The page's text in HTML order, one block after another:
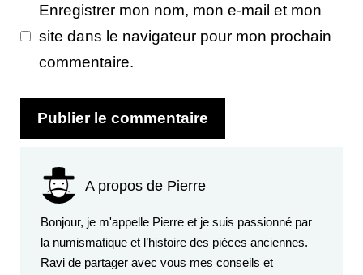
Enregistrer mon nom, mon e-mail et mon
site dans le navigateur pour mon prochain
commentaire.
A propos de Pierre
Bonjour, je m'appelle Pierre et je suis passionné par
la numismatique et l’histoire des pièces anciennes.
Ravi de partager avec vous mes conseils et